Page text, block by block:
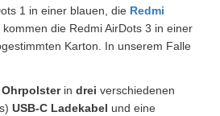
1 in einer blauen, die Redmi
die Redmi AirDots 3 in einer
Karton. In unserem Falle
Ohrpolsterin drei verschiedenen
USB-C Ladekabel und eine